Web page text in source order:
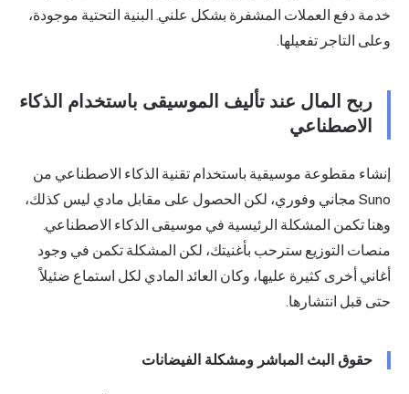
دفع العملات المشفرة بشكل علني. البنية التحتية موجودة،
تفعيلها.
المال عند تأليف الموسيقى باستخدام الذكاء
مقطوعة موسيقية باستخدام تقنية الذكاء الاصطناعي من
Suno مجاني وفوري، لكن الحصول على مقابل مادي ليس كذلك،
تكمن المشكلة الرئيسية في موسيقى الذكاء الاصطناعي.
التوزيع سترحب بأغنيتك، لكن المشكلة تكمن في وجود
أخرى كثيرة عليها، وكان العائد المادي لكل استماع ضئيلاً
انتشارها.
البث المباشر ومشكلة الفيضانات